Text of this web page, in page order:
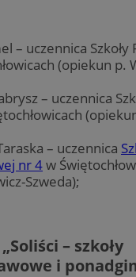
– uczennica
(opiekun p.
– uczennica
– uczennica
nr 4w
Szweda);
Soliści – szkoły
i